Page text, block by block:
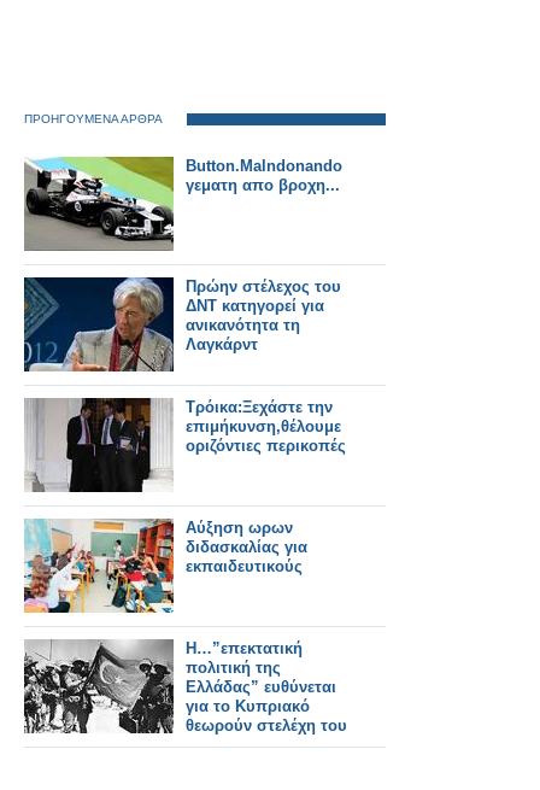
ΠΡΟΗΓΟΥΜΕΝΑ ΑΡΘΡΑ
Button.Malndonando
γεματη απο βροχη...
Πρώην στέλεχος του
ΔΝΤ κατηγορεί για
ανικανότητα τη
Λαγκάρντ
Τρόικα:Ξεχάστε την
επιμήκυνση,θέλουμε
οριζόντιες περικοπές
Αύξηση ωρων
διδασκαλίας για
εκπαιδευτικούς
H…”επεκτατική
πολιτική της
Ελλάδας” ευθύνεται
για το Κυπριακό
θεωρούν στελέχη του
ΣΥΡΙΖΑ!!!